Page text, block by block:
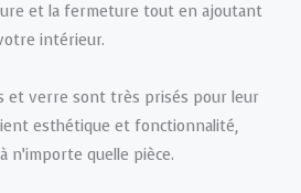
et la fermeture tout en ajoutant
intérieur.
et verre sont très prisés pour leur
esthétique et fonctionnalité,
n’importe quelle pièce.